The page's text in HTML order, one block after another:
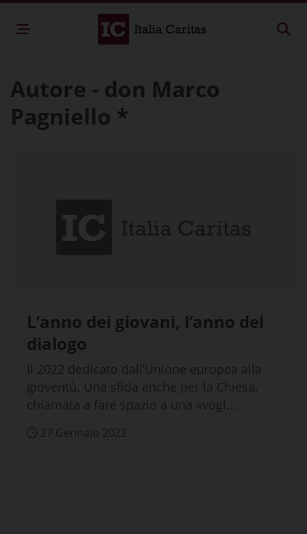
Autore - don Marco
Pagniello *
L’anno dei giovani, l’anno del
dialogo
Il 2022 dedicato dall’Unione europea alla
gioventù. Una sfida anche per la Chiesa,
chiamata a fare spazio a una «vogl...
27 Gennaio 2022